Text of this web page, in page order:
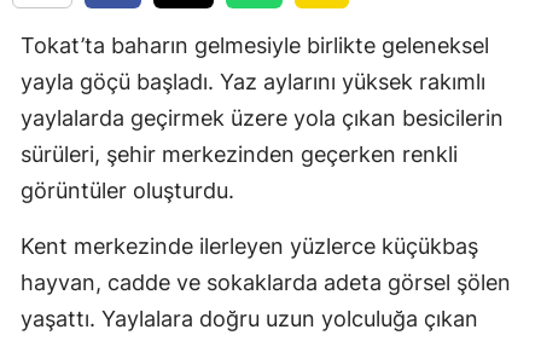
Tokat’ta baharın gelmesiyle birlikte geleneksel
yayla göçü başladı. Yaz aylarını yüksek rakımlı
yaylalarda geçirmek üzere yola çıkan besicilerin
sürüleri, şehir merkezinden geçerken renkli
görüntüler oluşturdu.
Kent merkezinde ilerleyen yüzlerce küçükbaş
hayvan, cadde ve sokaklarda adeta görsel şölen
yaşattı. Yaylalara doğru uzun yolculuğa çıkan